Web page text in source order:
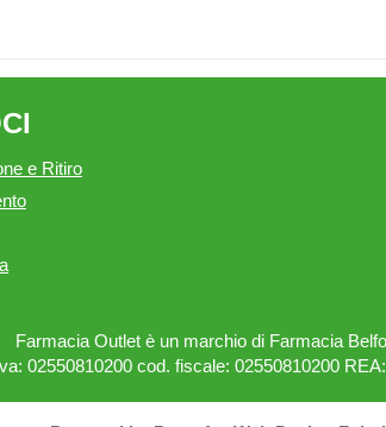
e Ritiro
Farmacia Outlet è un marchio di Farmacia
02550810200 cod. fiscale: 02550810200